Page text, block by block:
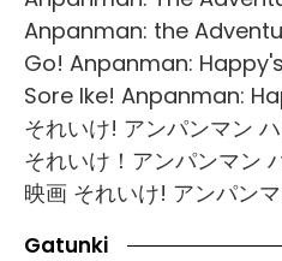
Anpanman: the
Go! Anpanman:
Sore Ike! Anpanman:
それいけ! アンパンマン
それいけ！アンパンマン
映画 それいけ! アンパン
Gatunki